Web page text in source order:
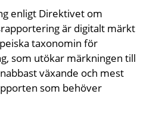
enligt Direktivet om
är digitalt märkt
taxonomin för
som utökar märkningen till
växande och mest
som behöver